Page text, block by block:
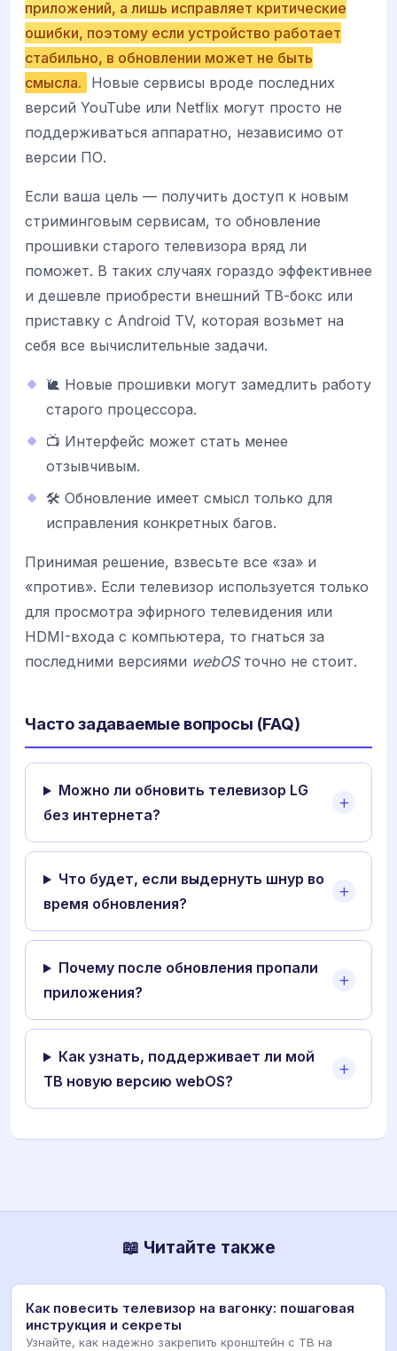
приложений, а лишь исправляет критические
ошибки, поэтому если устройство работает
стабильно, в обновлении может не быть
смысла.
Новые сервисы вроде последних
версий YouTube или Netflix могут просто не
поддерживаться аппаратно, независимо от
версии ПО.
Если ваша цель — получить доступ к новым
стриминговым сервисам, то обновление
прошивки старого телевизора вряд ли
поможет. В таких случаях гораздо эффективнее
и дешевле приобрести внешний ТВ-бокс или
приставку с Android TV, которая возьмет на
себя все вычислительные задачи.
🐌 Новые прошивки могут замедлить работу
старого процессора.
📺 Интерфейс может стать менее
отзывчивым.
🛠 Обновление имеет смысл только для
исправления конкретных багов.
Принимая решение, взвесьте все «за» и
«против». Если телевизор используется только
для просмотра эфирного телевидения или
HDMI-входа с компьютера, то гнаться за
последними версиями webOSточно не стоит.
Часто задаваемые вопросы (FAQ)
Можно ли обновить телевизор LG
без интернета?
Что будет, если выдернуть шнур во
время обновления?
Почему после обновления пропали
приложения?
Как узнать, поддерживает ли мой
ТВ новую версию webOS?
📖 Читайте также
Как повесить телевизор на вагонку: пошаговая
инструкция и секреты
Узнайте, как надежно закрепить кронштейн с ТВ на